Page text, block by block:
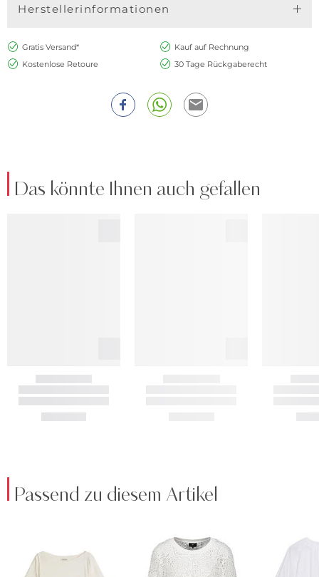
Herstellerinformationen
Gratis Versand*
Kauf auf Rechnung
Kostenlose Retoure
30 Tage Rückgaberecht
Das könnte Ihnen auch gefallen
Passend zu diesem Artikel